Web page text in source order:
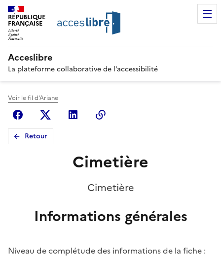
RÉPUBLIQUE
FRANÇAISE
Acceslibre
La plateforme collaborative de l’accessibilité
Voir le fil d'Ariane
FacebookX (anciennement Twitter)
Linkedin
Retour
Cimetière
Cimetière
Informations générales
Niveau de complétude des informations de la fiche :